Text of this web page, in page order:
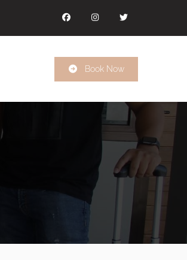
Book Now